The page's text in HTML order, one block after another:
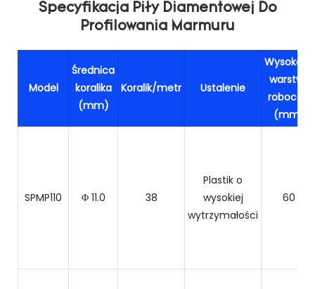
Specyfikacja Piły Diamentowej Do
Profilowania Marmuru
Model
Średnica
koralika
(mm)
Koralik/metr Ustalenie
Wysokość
warstwy
roboczej
(mm)
SPMP110 Φ 11.0 38
Plastik o
wysokiej
wytrzymałości
60